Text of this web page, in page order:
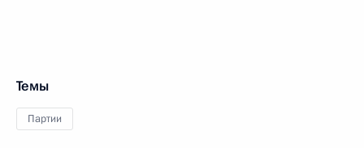
Темы
Партии